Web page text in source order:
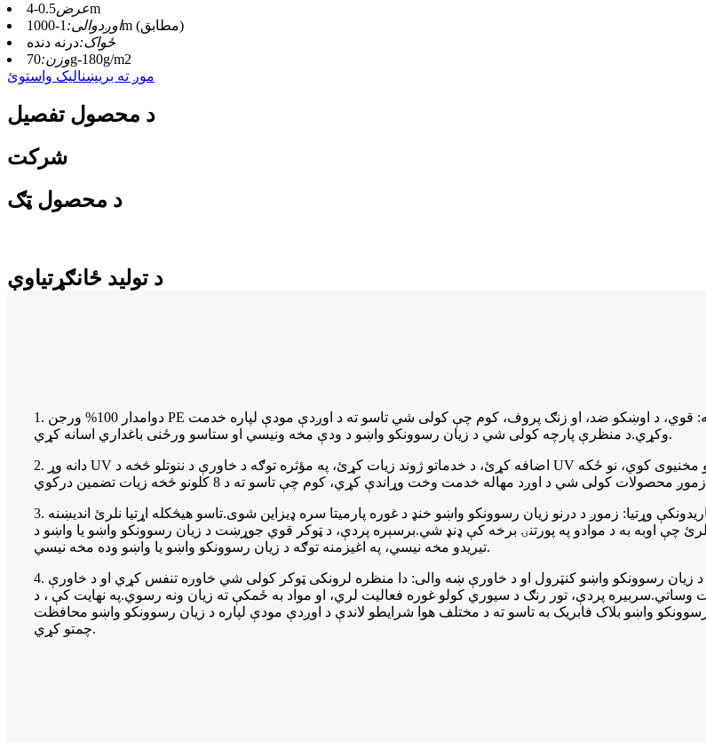
عرض0.5-4m
اوږدوالی:
1-1000m (مطابق)
ځواک:درنه دنده
وزن:70g-180g/m2
موږ ته بریښنالیک واستوئ
د محصول تفصیل
شرکت
د محصول ټګ
د تولید ځانګړتیاوې
1. دوامدار 100% ورجن PE پارچه: قوي، د اوښکو ضد، او زنګ پروف، کوم چې کولی شي تاسو ته د اوږدې مودې لپاره خدمت
وکړي.د منظرې پارچه کولی شي د زیان رسوونکو واښو د ودې مخه ونیسي او ستاسو ورځنی باغداري اسانه کړي.
2. دانه وړ UV اضافه کړئ، د خدماتو ژوند زیات کړئ، په مؤثره توګه د خاورې د ننوتلو څخه د UV وړانګو مخنیوی کوي، نو ځکه
3. لوړ پاریدونکې وړتیا: زموږ د درنو زیان رسوونکو واښو خنډ د غوره پارمیتا سره ډیزاین شوی.تاسو هیڅکله اړتیا نلرئ اندیښنه
چې اوبه به د موادو په پورتنۍ برخه کې ډنډ شي.برسېره پردې، د ټوکر قوي جوړښت د زیان رسوونکو واښو یا واښو د
تیریدو مخه نیسي، په اغیزمنه توګه د زیان رسوونکو واښو یا واښو وده مخه نیسي.
4. د زیان رسوونکو واښو کنټرول او د خاورې ښه والی: دا منظره لرونکی ټوکر کولی شي خاوره تنفس کړي او د خاورې
وساتي.سربیره پردې، تور رنګ د سیوري کولو غوره فعالیت لري، او مواد به ځمکې ته زیان ونه رسوي.په نهایت کې ، د
واښو بلاک فابریک به تاسو ته د مختلف هوا شرایطو لاندې د اوږدې مودې لپاره د زیان رسوونکو واښو محافظت
چمتو کړي.